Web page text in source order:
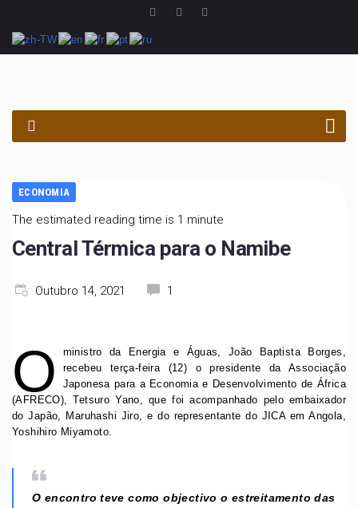
ECONOMIA
The estimated reading time is 1 minute
Central Térmica para o Namibe
Outubro 14, 2021 1
O
ministro da Energia e Águas, João Baptista Borges,
recebeu terça-feira (12) o presidente da Associação
Japonesa para a Economia e Desenvolvimento de África
(AFRECO), Tetsuro Yano, que foi acompanhado pelo embaixador
do Japão, Maruhashi Jiro, e do representante do JICA em Angola,
Yoshihiro Miyamoto.
O encontro teve como objectivo o estreitamento das
PROCURAR